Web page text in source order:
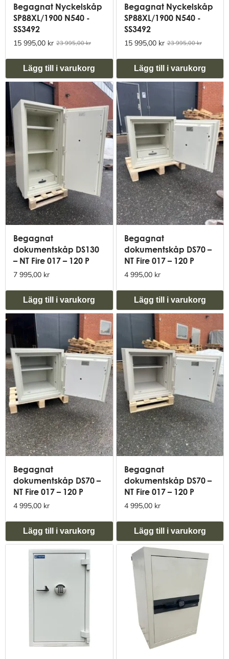
Begagnat Nyckelskåp
SP88XL/1900 N540 -
SS3492
15 995,00 kr 23 995,00 kr
Lägg till i varukorg
Begagnat Nyckelskåp
SP88XL/1900 N540 -
SS3492
15 995,00 kr 23 995,00 kr
Lägg till i varukorg
Begagnat
dokumentskåp DS130
– NT Fire 017 – 120 P
7 995,00 kr
Lägg till i varukorg
Begagnat
dokumentskåp DS70 –
NT Fire 017 – 120 P
4 995,00 kr
Lägg till i varukorg
Begagnat
dokumentskåp DS70 –
NT Fire 017 – 120 P
4 995,00 kr
Lägg till i varukorg
Begagnat
dokumentskåp DS70 –
NT Fire 017 – 120 P
4 995,00 kr
Lägg till i varukorg